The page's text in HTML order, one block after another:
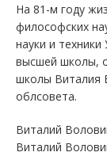
На 81-м году
философских
науки и
высшей школы,
школы Виталия
облсовета.
Виталий
Виталий